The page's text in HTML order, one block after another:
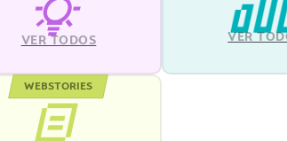
VER TODOS VER
WEBSTORIES